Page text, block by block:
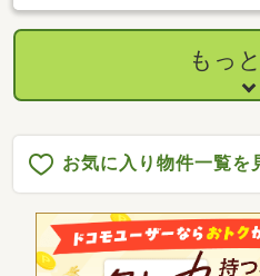
た充実した時間を過ごすことが可
りに南西方向からの日差しを存分
ことができるテラスも魅力です・
性に優れた鉄筋コンクリート造で
住や田舎暮らしの拠点、または別
40-0133）まで
もっ
お気に入り物件一覧を